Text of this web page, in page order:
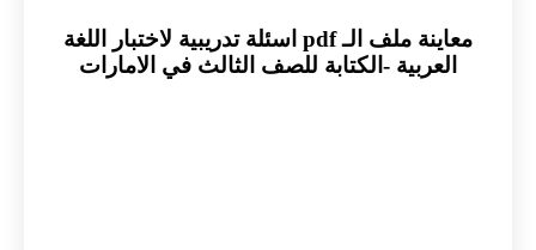
معاينة ملف الـ pdf اسئلة تدريبية لاختبار اللغة
العربية -الكتابة للصف الثالث في الامارات